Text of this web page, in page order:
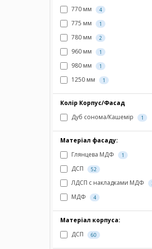
770 мм 4
775 мм 1
780 мм 2
960 мм 1
980 мм 1
1250 мм 1
Колір Корпус/Фасад
Дуб сонома/Кашемір
1
Матеріал фасаду:
Глянцева МДФ
1
ДСП 52
ЛДСП с накладками МДФ
МДФ 4
Матеріал корпуса:
ДСП
60